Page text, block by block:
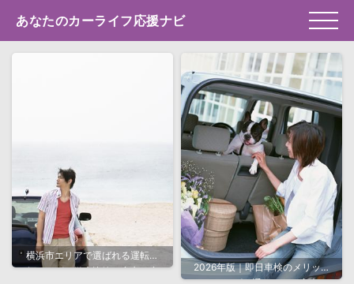
あなたのカーライフ応援ナビ
横浜市エリアで選ばれる運転代
行サービス徹底比較！安心・安
2026年版｜即日車検のメリット